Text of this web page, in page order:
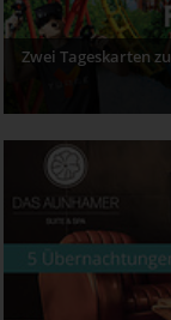
Zwei Tageskarten